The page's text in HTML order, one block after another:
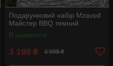
Подарунковий набір Mzavod
Майстер BBQ темний
В наявності
3 198 ₴ 3 998 ₴